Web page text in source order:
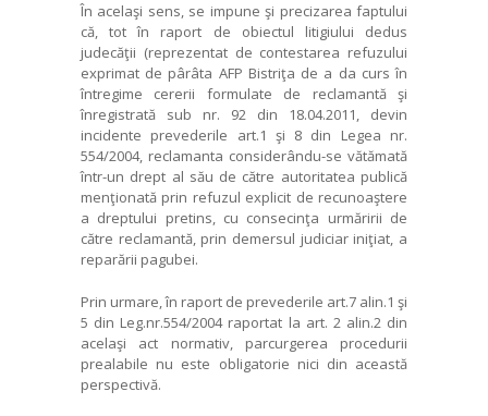
În acelaşi sens, se impune şi precizarea faptului
că, tot în raport de obiectul litigiului dedus
judecăţii (reprezentat de contestarea refuzului
exprimat de pârâta AFP Bistriţa de a da curs în
întregime cererii formulate de reclamantă şi
înregistrată sub nr. 92 din 18.04.2011, devin
incidente prevederile art.1 şi 8 din Legea nr.
554/2004, reclamanta considerându-se vătămată
într-un drept al său de către autoritatea publică
menţionată prin refuzul explicit de recunoaştere
a dreptului pretins, cu consecinţa urmăririi de
către reclamantă, prin demersul judiciar iniţiat, a
reparării pagubei.
Prin urmare, în raport de prevederile art.7 alin.1 şi
5 din Leg.nr.554/2004 raportat la art. 2 alin.2 din
acelaşi act normativ, parcurgerea procedurii
prealabile nu este obligatorie nici din această
perspectivă.